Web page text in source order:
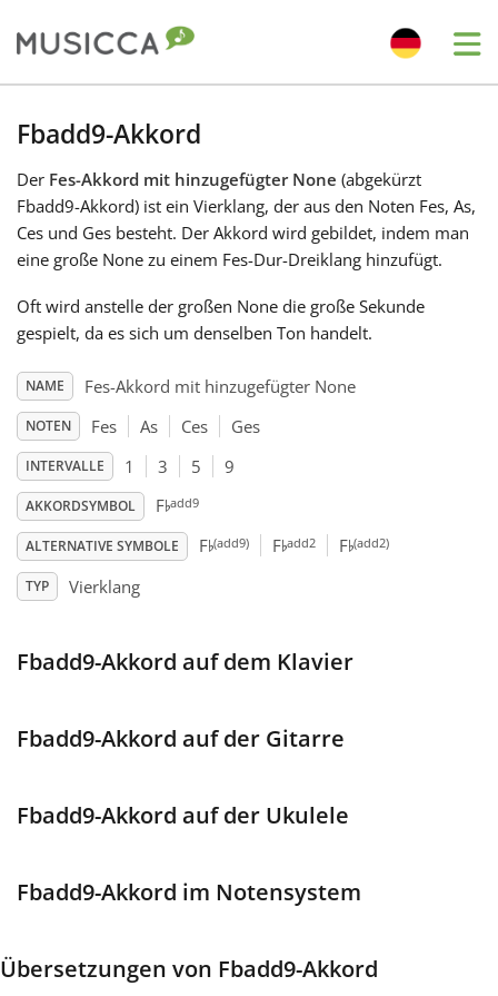
Български
Dansk
Deutsch
Español
Français
日本語
Polski
Português
Fbadd9-Akkord
Der Fes-Akkord mit hinzugefügter None (abgekürzt
Fbadd9-Akkord) ist ein Vierklang, der aus den Noten Fes, As,
Ces und Ges besteht. Der Akkord wird gebildet, indem man
eine große None zu einem Fes-Dur-Dreiklang hinzufügt.
Oft wird anstelle der großen None die große Sekunde
gespielt, da es sich um denselben Ton handelt.
NAME Fes-Akkord mit hinzugefügter None
NOTEN Fes As Ces Ges
INTERVALLE 1 3 5 9
AKKORDSYMBOL F♭add9
ALTERNATIVE SYMBOLE F♭(add9) F♭add2 F♭(add2)
TYP Vierklang
Fbadd9-Akkord auf dem Klavier
Fbadd9-Akkord auf der Gitarre
Fbadd9-Akkord auf der Ukulele
Fbadd9-Akkord im Notensystem
Übersetzungen von Fbadd9-Akkord